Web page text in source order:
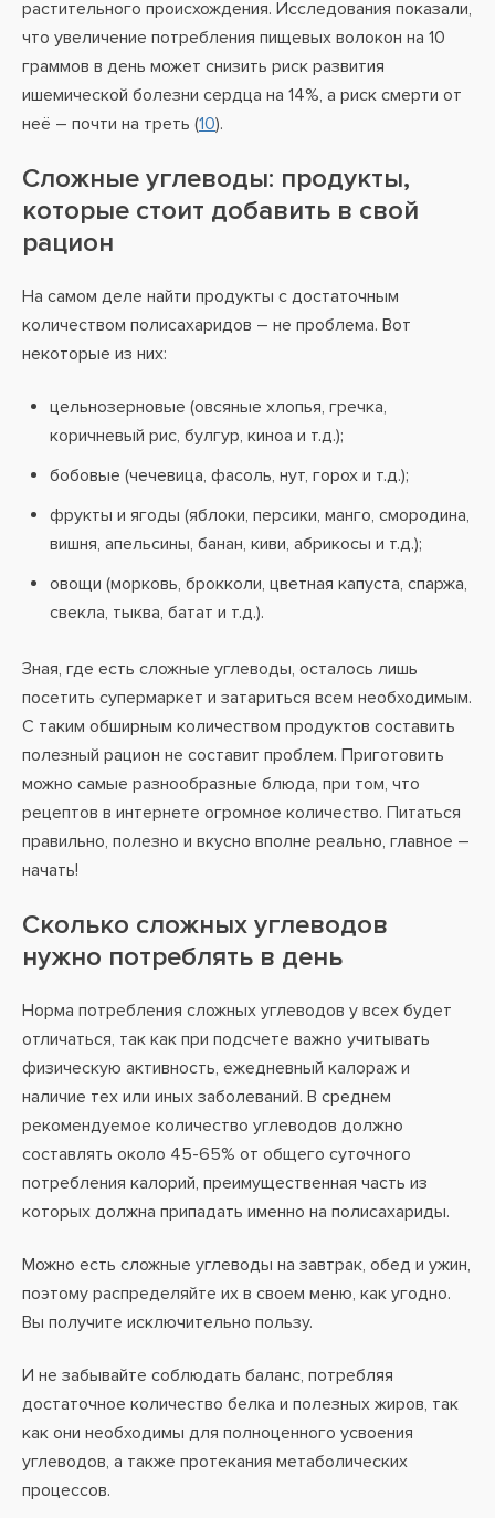
растительного происхождения. Исследования показали,
что увеличение потребления пищевых волокон на 10
граммов в день может снизить риск развития
ишемической болезни сердца на 14%, а риск смерти от
неё – почти на треть (10).
Сложные углеводы: продукты,
которые стоит добавить в свой
рацион
На самом деле найти продукты с достаточным
количеством полисахаридов – не проблема. Вот
некоторые из них:
цельнозерновые (овсяные хлопья, гречка,
коричневый рис, булгур, киноа и т.д.);
бобовые (чечевица, фасоль, нут, горох и т.д.);
фрукты и ягоды (яблоки, персики, манго, смородина,
вишня, апельсины, банан, киви, абрикосы и т.д.);
овощи (морковь, брокколи, цветная капуста, спаржа,
свекла, тыква, батат и т.д.).
Зная, где есть сложные углеводы, осталось лишь
посетить супермаркет и затариться всем необходимым.
С таким обширным количеством продуктов составить
полезный рацион не составит проблем. Приготовить
можно самые разнообразные блюда, при том, что
рецептов в интернете огромное количество. Питаться
правильно, полезно и вкусно вполне реально, главное –
начать!
Сколько сложных углеводов
нужно потреблять в день
Норма потребления сложных углеводов у всех будет
отличаться, так как при подсчете важно учитывать
физическую активность, ежедневный калораж и
наличие тех или иных заболеваний. В среднем
рекомендуемое количество углеводов должно
составлять около 45-65% от общего суточного
потребления калорий, преимущественная часть из
которых должна припадать именно на полисахариды.
Можно есть сложные углеводы на завтрак, обед и ужин,
поэтому распределяйте их в своем меню, как угодно.
Вы получите исключительно пользу.
И не забывайте соблюдать баланс, потребляя
достаточное количество белка и полезных жиров, так
как они необходимы для полноценного усвоения
углеводов, а также протекания метаболических
процессов.